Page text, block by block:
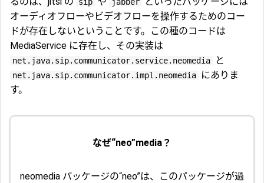
sip jabber
オーディオフローやビデオフローを操作するためのコー
ドが存在しないということです。この種のコードは
MediaService に存在し、その実装は
net.java.sip.communicator.service.neomedia と
net.java.sip.communicator.impl.neomedia
にありま
す。
なぜ“neo”media？
neomedia パッケージの“neo”は、このパッケージが過